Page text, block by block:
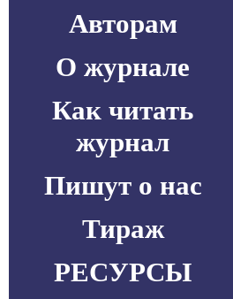
Авторам
О журнале
Как читать
журнал
Пишут о нас
Тираж
РЕСУРСЫ